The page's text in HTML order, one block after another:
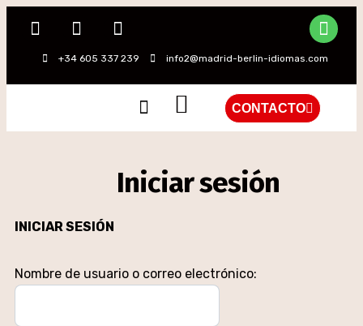
+34 605 337 239 info2@madrid-berlin-idiomas.com
CONTACTO
Iniciar sesión
INICIAR SESIÓN
Nombre de usuario o correo electrónico: